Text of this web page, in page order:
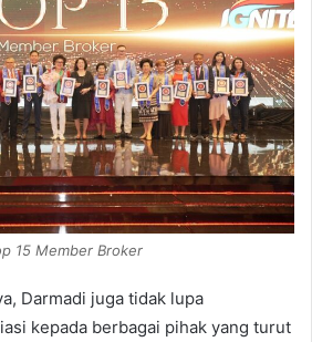
15 Member Broker
Darmadi juga tidak lupa
kepada berbagai pihak yang turut